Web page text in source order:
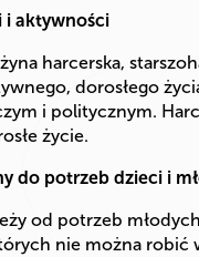
i aktywności
harcerska,
dorosłego
i politycznym.
życie.
do potrzeb dzieci i
od potrzeb
nie można robić